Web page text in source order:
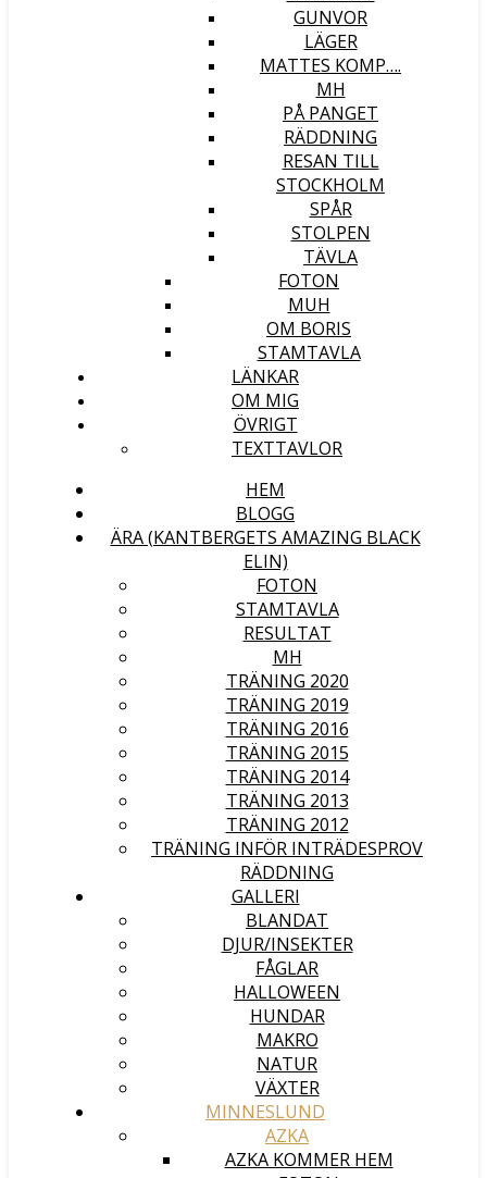
GUNVOR
LÄGER
MATTES KOMP….
MH
PÅ PANGET
RÄDDNING
RESAN TILL
STOCKHOLM
SPÅR
STOLPEN
TÄVLA
FOTON
MUH
OM BORIS
STAMTAVLA
LÄNKAR
OM MIG
ÖVRIGT
TEXTTAVLOR
HEM
BLOGG
ÄRA (KANTBERGETS AMAZING BLACK
ELIN)
FOTON
STAMTAVLA
RESULTAT
MH
TRÄNING 2020
TRÄNING 2019
TRÄNING 2016
TRÄNING 2015
TRÄNING 2014
TRÄNING 2013
TRÄNING 2012
TRÄNING INFÖR INTRÄDESPROV
RÄDDNING
GALLERI
BLANDAT
DJUR/INSEKTER
FÅGLAR
HALLOWEEN
HUNDAR
MAKRO
NATUR
VÄXTER
MINNESLUND
AZKA
AZKA KOMMER HEM